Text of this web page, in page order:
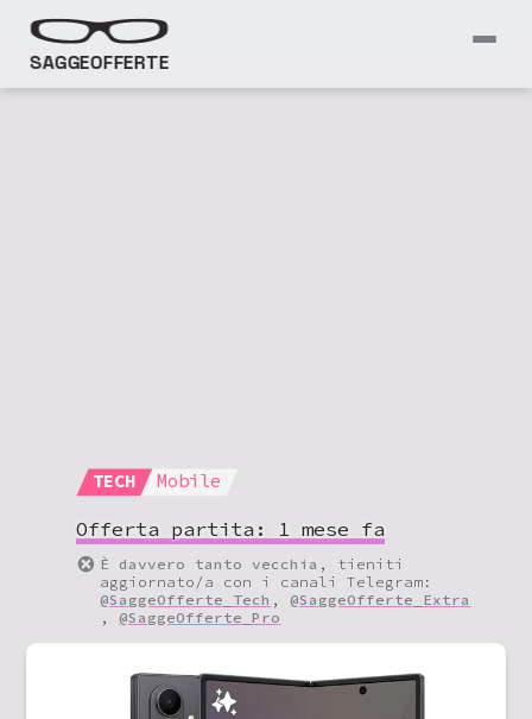
SAGGEOFFERTE
TECH Mobile
Offerta partita: 1 mese fa
È davvero tanto vecchia , tieniti
aggiornato/a con i canali Telegram:
@SaggeOfferte_Tech , @SaggeOfferte_Extra
, @SaggeOfferte_Pro